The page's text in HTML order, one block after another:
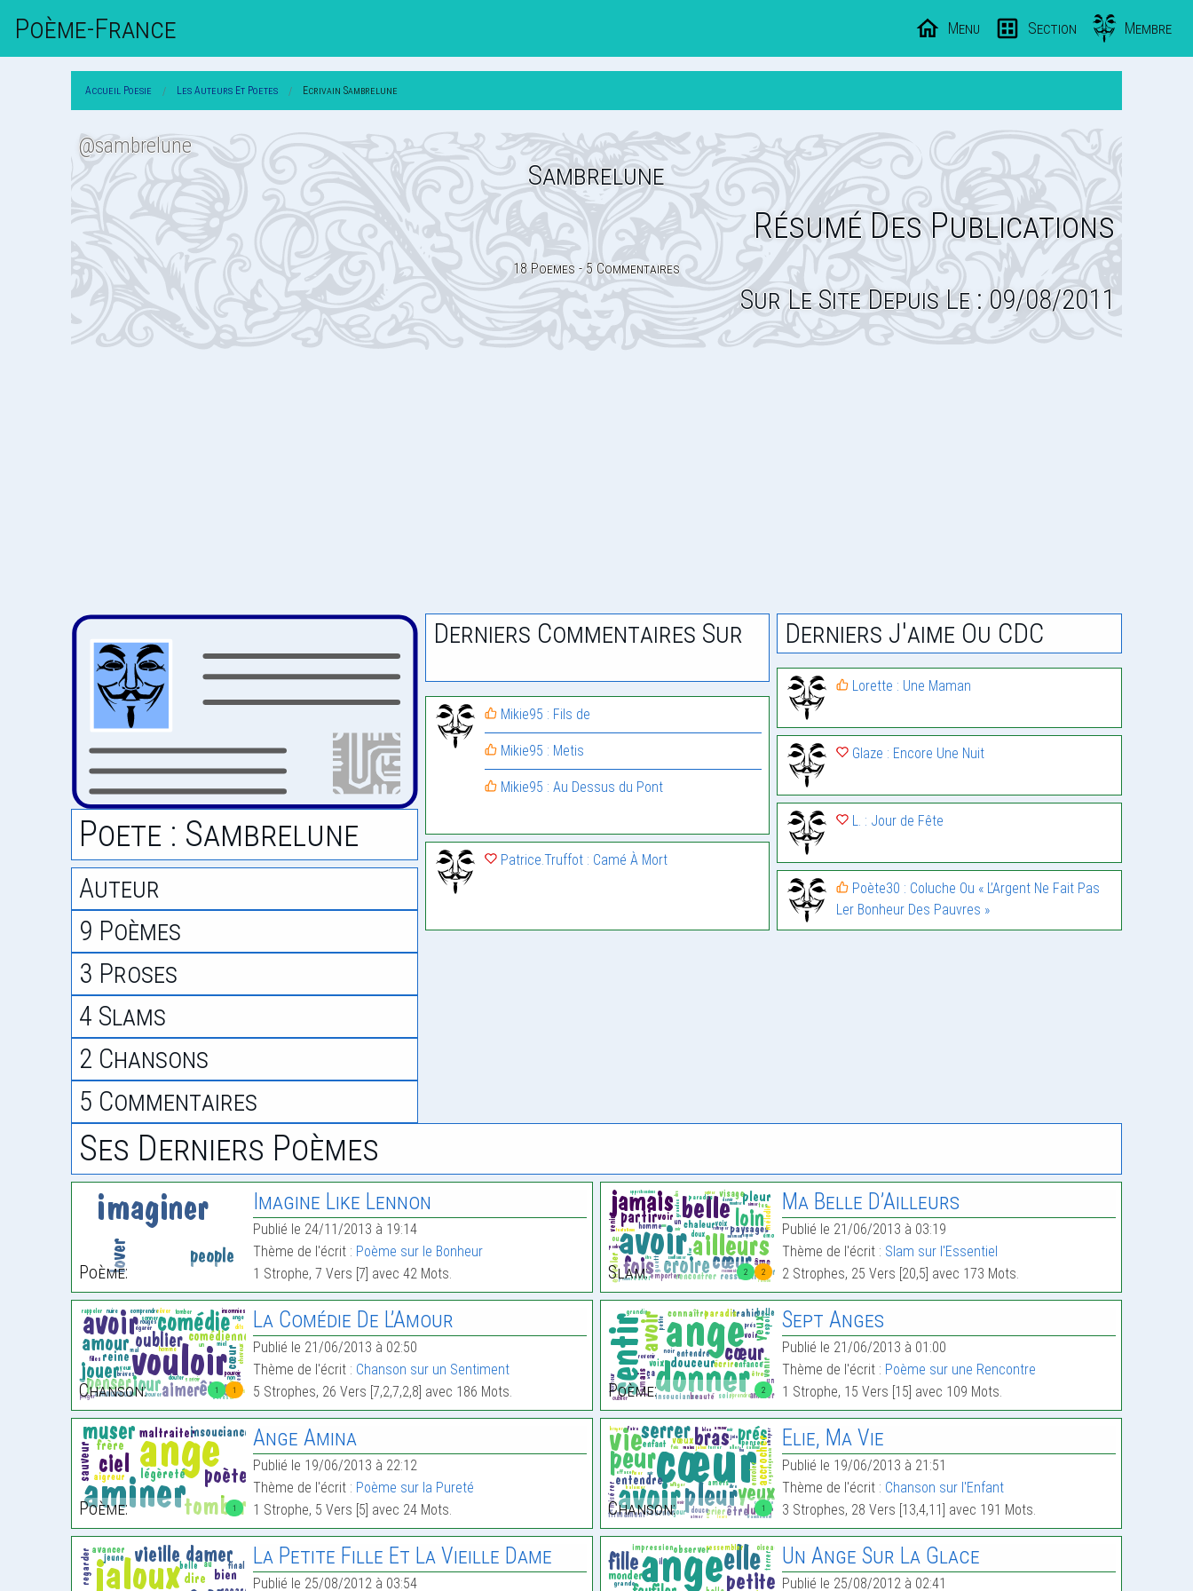
Poème-FrAnce Menu Section Membre
Accueil Poesie Les Auteurs Et Poetes Ecrivain Sambrelune
Sambrelune
@sambrelune
Résumé Des Publications
18 Poemes - 5 Commentaires
Sur Le Site Depuis Le : 09/08/2011
Poete : Sambrelune
Auteur
9 Poèmes
3 Proses
4 Slams
2 Chansons
5 Commentaires
Derniers Commentaires Sur
Mikie95 : Fils de
Mikie95 : Metis
Mikie95 : Au Dessus du Pont
Patrice.Truffot : Camé À Mort
Derniers J'aime Ou CDC
Lorette : Une Maman
Glaze : Encore Une Nuit
L. : Jour de Fête
Poète30 : Coluche Ou « L’Argent Ne Fait Pas
Ler Bonheur Des Pauvres »
Ses Derniers Poèmes
Poème:
Imagine Like Lennon
Publié le 24/11/2013 à 19:14
Thème de l'écrit : Poème sur le Bonheur
1 Strophe, 7 Vers [7] avec 42 Mots.
2 2
Slam:
Ma Belle D’Ailleurs
Publié le 21/06/2013 à 03:19
Thème de l'écrit : Slam sur l'Essentiel
2 Strophes, 25 Vers [20,5] avec 173 Mots.
1 1
Chanson:
La Comédie De L’Amour
Publié le 21/06/2013 à 02:50
Thème de l'écrit : Chanson sur un Sentiment
5 Strophes, 26 Vers [7,2,7,2,8] avec 186 Mots.
2
Poème:
Sept Anges
Publié le 21/06/2013 à 01:00
Thème de l'écrit : Poème sur une Rencontre
1 Strophe, 15 Vers [15] avec 109 Mots.
1
Poème:
Ange Amina
Publié le 19/06/2013 à 22:12
Thème de l'écrit : Poème sur la Pureté
1 Strophe, 5 Vers [5] avec 24 Mots.
1
Chanson:
Elie, Ma Vie
Publié le 19/06/2013 à 21:51
Thème de l'écrit : Chanson sur l'Enfant
3 Strophes, 28 Vers [13,4,11] avec 191 Mots.
La Petite Fille Et La Vieille Dame
Publié le 25/08/2012 à 03:54
Un Ange Sur La Glace
Publié le 25/08/2012 à 02:41